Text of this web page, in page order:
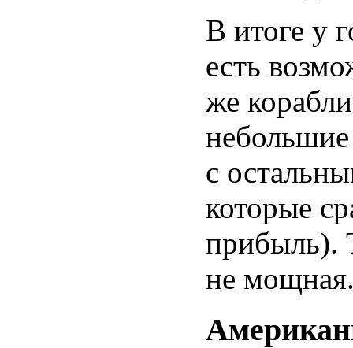
В итоге у
есть
же
с
которые
прибыль).
не